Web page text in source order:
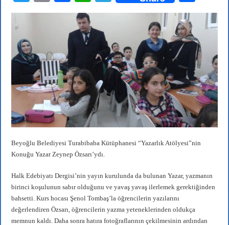
wi
r
m ce
bo
ok
ha
ts
A
pp
le
a
m
ha
re
Beyoğlu Belediyesi Turabibaba Kütüphanesi “Yazarlık Atölyesi”nin
Konuğu Yazar Zeynep Özsarı’ydı.
Halk Edebiyatı Dergisi’nin yayın kurulunda da bulunan Yazar, yazmanın
birinci koşulunun sabır olduğunu ve yavaş yavaş ilerlemek gerektiğinden
bahsetti. Kurs hocası Şenol Tombaş’la öğrencilerin yazılarını
değerlendiren Özsarı, öğrencilerin yazma yeteneklerinden oldukça
memnun kaldı. Daha sonra hatıra fotoğraflarının çekilmesinin ardından